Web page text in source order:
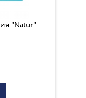
"Natur"